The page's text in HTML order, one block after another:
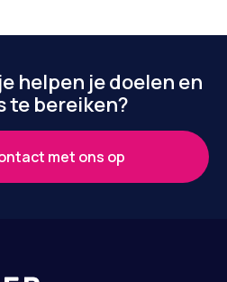
helpen je doelen en
te bereiken?
met ons op